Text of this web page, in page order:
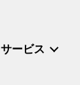
サービス